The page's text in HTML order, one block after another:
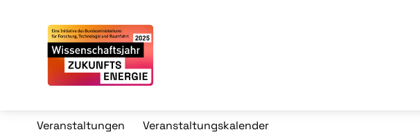
Veranstaltungen Veranstaltungskalender